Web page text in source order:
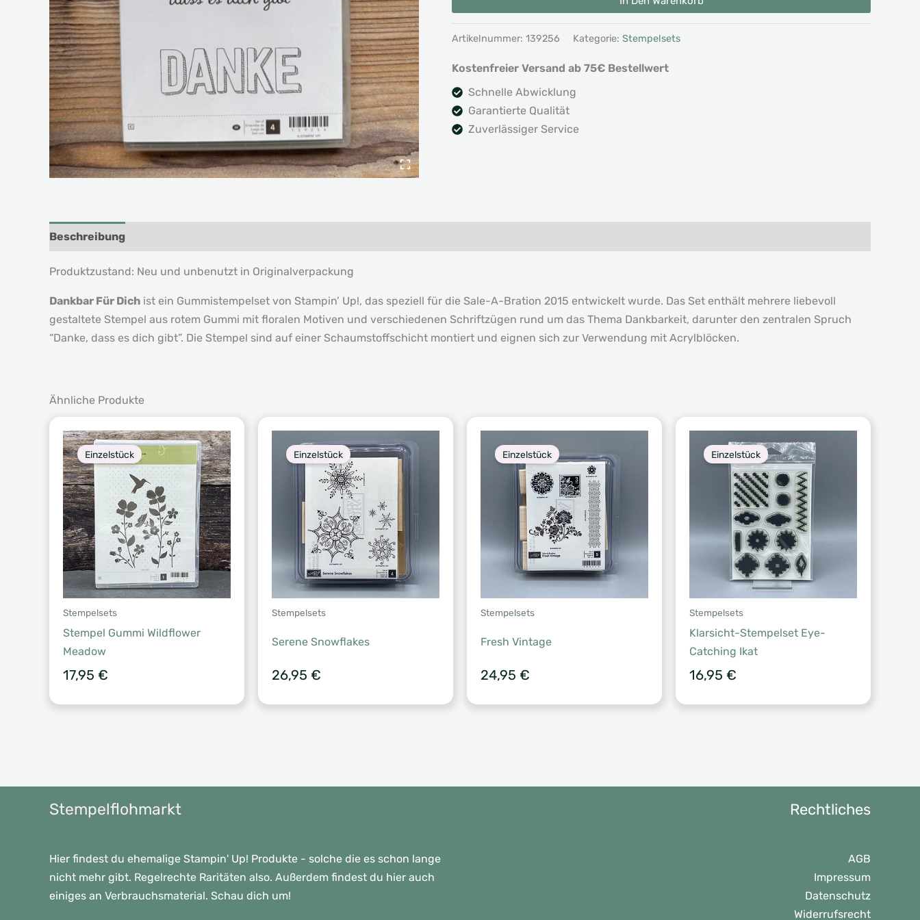
Für
Dich
Sale-
A-
Bration
Menge
Artikelnummer: 139256 Kategorie: Stempelsets
Kostenfreier Versand ab 75€ Bestellwert
Schnelle Abwicklung
Garantierte Qualität
Zuverlässiger Service
Beschreibung
Produktzustand: Neu und unbenutzt in Originalverpackung
Dankbar Für Dich ist ein Gummistempelset von Stampin’ Up!, das speziell für die Sale-A-Bration 2015 entwickelt wurde. Das Set enthält mehrere liebevoll
gestaltete Stempel aus rotem Gummi mit floralen Motiven und verschiedenen Schriftzügen rund um das Thema Dankbarkeit, darunter den zentralen Spruch
“Danke, dass es dich gibt”. Die Stempel sind auf einer Schaumstoffschicht montiert und eignen sich zur Verwendung mit Acrylblöcken.
Ähnliche Produkte
Einzelstück
Stempelsets
Stempel Gummi Wildflower
Meadow
17,95 €
Einzelstück
Stempelsets
Serene Snowflakes
26,95 €
Einzelstück
Stempelsets
Fresh Vintage
24,95 €
Einzelstück
Stempelsets
Klarsicht-Stempelset Eye-
Catching Ikat
16,95 €
Stempelflohmarkt
Hier findest du ehemalige Stampin' Up! Produkte - solche die es schon lange
nicht mehr gibt. Regelrechte Raritäten also. Außerdem findest du hier auch
einiges an Verbrauchsmaterial. Schau dich um!
Rechtliches
AGB
Impressum
Datenschutz
Widerrufsrecht